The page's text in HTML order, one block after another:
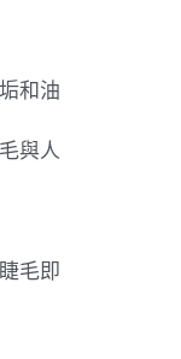
和油
與人
毛即